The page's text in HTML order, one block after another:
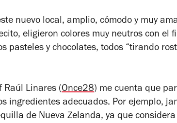
nuevo local, amplio, cómodo y muy
eligieron colores muy neutros con el
pasteles y chocolates, todos “tirando
Raúl Linares (Once28) me cuenta que
ingredientes adecuados. Por ejemplo,
de Nueva Zelanda, ya que